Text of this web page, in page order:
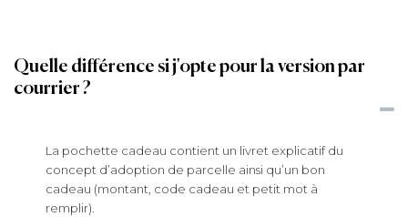
Quelle différence si j'opte pour la version par
courrier ?
La pochette cadeau contient un livret explicatif du
concept d’adoption de parcelle ainsi qu’un bon
cadeau (montant, code cadeau et petit mot à
remplir).